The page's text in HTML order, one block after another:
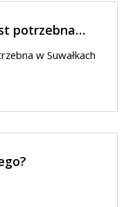
potrzebna…
w Suwałkach